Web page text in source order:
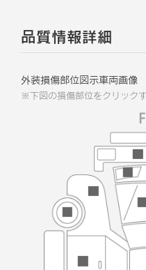
品質情報詳細
外装損傷部位図示車両画像
※下図の損傷部位をクリックす